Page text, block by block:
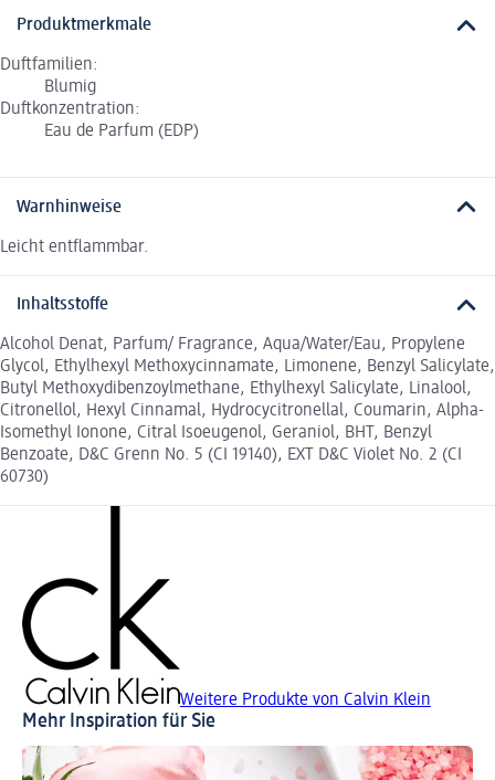
Produktmerkmale
Duftfamilien:
Blumig
Duftkonzentration:
Eau de Parfum (EDP)
Warnhinweise
Leicht entflammbar.
Inhaltsstoffe
Alcohol Denat, Parfum/ Fragrance, Aqua/Water/Eau, Propylene
Glycol, Ethylhexyl Methoxycinnamate, Limonene, Benzyl Salicylate,
Butyl Methoxydibenzoylmethane, Ethylhexyl Salicylate, Linalool,
Citronellol, Hexyl Cinnamal, Hydrocycitronellal, Coumarin, Alpha-
Isomethyl Ionone, Citral Isoeugenol, Geraniol, BHT, Benzyl
Benzoate, D&C Grenn No. 5 (CI 19140), EXT D&C Violet No. 2 (CI
60730)
Weitere Produkte von Calvin Klein
Mehr Inspiration für Sie